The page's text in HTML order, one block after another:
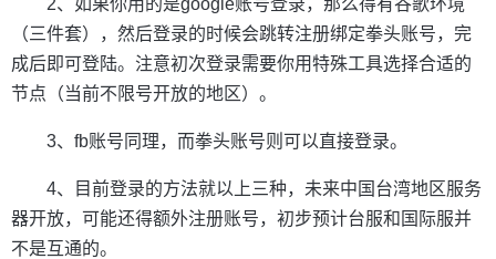
2、如果你用的是google账号登录，那么得有谷歌环境
（三件套），然后登录的时候会跳转注册绑定拳头账号，完
成后即可登陆。注意初次登录需要你用特殊工具选择合适的
节点（当前不限号开放的地区）。
3、​​​​​​​fb账号同理，而拳头账号则可以直接登录。
4、目前登录的方法就以上三种，未来中国台湾地区服务
器开放，可能还得额外注册账号，初步预计台服和国际服并
不是互通的。